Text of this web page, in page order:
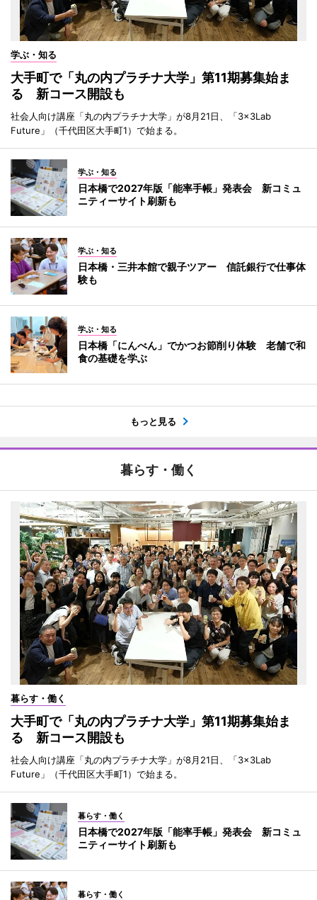
学ぶ・知る
大手町で「丸の内プラチナ大学」第11期募集始ま
る 新コース開設も
社会人向け講座「丸の内プラチナ大学」が8月21日、「3×3Lab
Future」（千代田区大手町1）で始まる。
学ぶ・知る
日本橋で2027年版「能率手帳」発表会 新コミュ
ニティーサイト刷新も
学ぶ・知る
日本橋・三井本館で親子ツアー 信託銀行で仕事体
験も
学ぶ・知る
日本橋「にんべん」でかつお節削り体験 老舗で和
食の基礎を学ぶ
もっと見る
暮らす・働く
暮らす・働く
大手町で「丸の内プラチナ大学」第11期募集始ま
る 新コース開設も
社会人向け講座「丸の内プラチナ大学」が8月21日、「3×3Lab
Future」（千代田区大手町1）で始まる。
暮らす・働く
日本橋で2027年版「能率手帳」発表会 新コミュ
ニティーサイト刷新も
暮らす・働く